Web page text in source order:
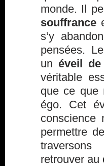
monde. Il
souffrance
s’y
pensées.
unéveil
véritable
que ce que
égo. Cet
conscience
permettre
traversons
retrouver au